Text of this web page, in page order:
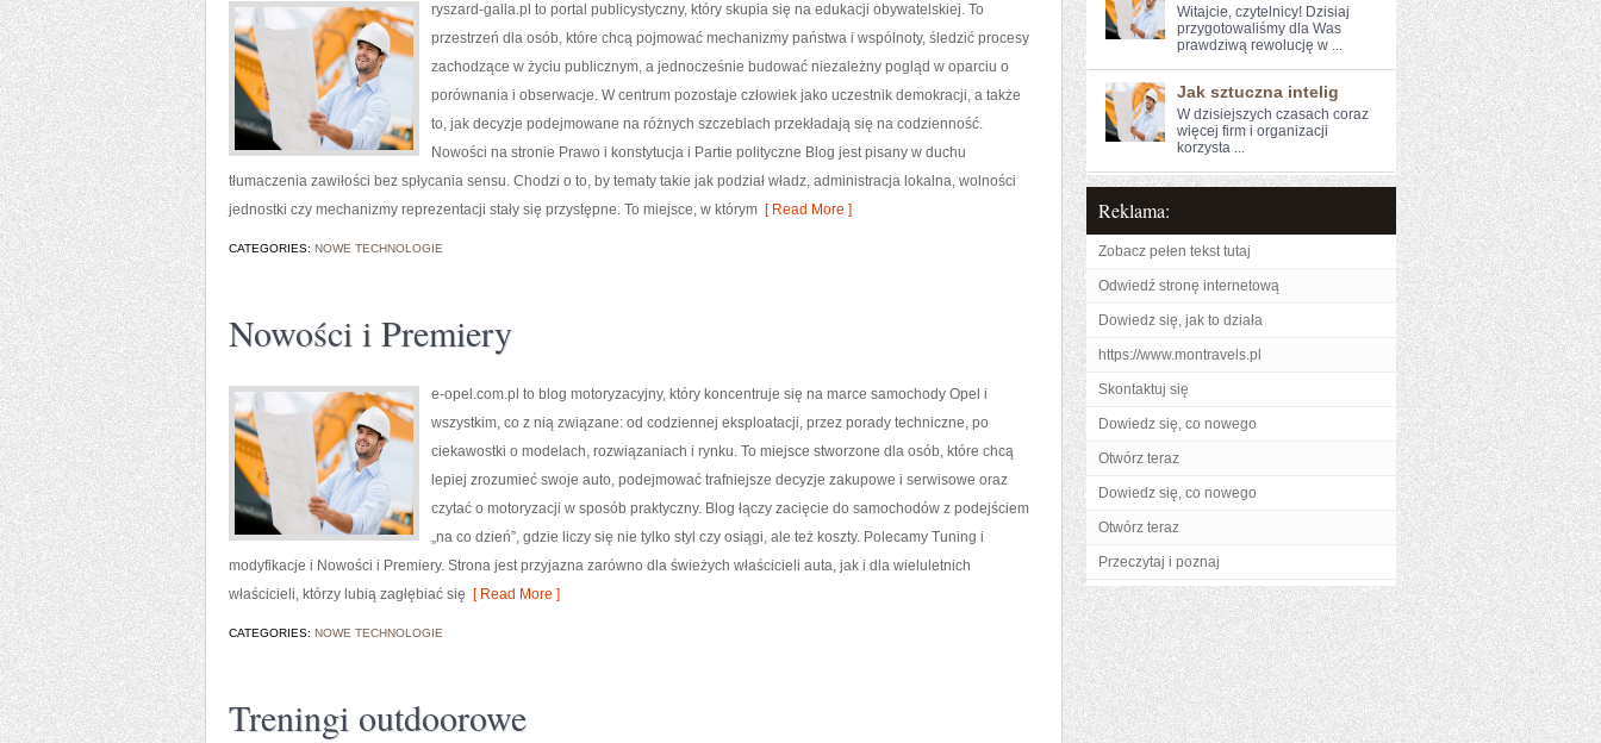
ryszard-galla.pl to portal publicystyczny, który skupia się na edukacji obywatelskiej. To
przestrzeń dla osób, które chcą pojmować mechanizmy państwa i wspólnoty, śledzić procesy
zachodzące w życiu publicznym, a jednocześnie budować niezależny pogląd w oparciu o
porównania i obserwacje. W centrum pozostaje człowiek jako uczestnik demokracji, a także
to, jak decyzje podejmowane na różnych szczeblach przekładają się na codzienność.
Nowości na stronie Prawo i konstytucja i Partie polityczne Blog jest pisany w duchu
tłumaczenia zawiłości bez spłycania sensu. Chodzi o to, by tematy takie jak podział władz, administracja lokalna, wolności
jednostki czy mechanizmy reprezentacji stały się przystępne. To miejsce, w którym [ Read More ]
CATEGORIES: NOWE TECHNOLOGIE
Nowości i Premiery
e-opel.com.pl to blog motoryzacyjny, który koncentruje się na marce samochody Opel i
wszystkim, co z nią związane: od codziennej eksploatacji, przez porady techniczne, po
ciekawostki o modelach, rozwiązaniach i rynku. To miejsce stworzone dla osób, które chcą
lepiej zrozumieć swoje auto, podejmować trafniejsze decyzje zakupowe i serwisowe oraz
czytać o motoryzacji w sposób praktyczny. Blog łączy zacięcie do samochodów z podejściem
„na co dzień”, gdzie liczy się nie tylko styl czy osiągi, ale też koszty. Polecamy Tuning i
modyfikacje i Nowości i Premiery. Strona jest przyjazna zarówno dla świeżych właścicieli auta, jak i dla wieluletnich
właścicieli, którzy lubią zagłębiać się [ Read More ]
CATEGORIES: NOWE TECHNOLOGIE
Treningi outdoorowe
Witajcie, czytelnicy! Dzisiaj
przygotowaliśmy dla⁤ Was⁣
prawdziwą rewolucję w ...
Jak sztuczna intelig
W dzisiejszych czasach⁢ coraz
⁢więcej firm i organizacji
⁢korzysta ...
Reklama:
Zobacz pełen tekst tutaj
Odwiedź stronę internetową
Dowiedz się, jak to działa
https://www.montravels.pl
Skontaktuj się
Dowiedz się, co nowego
Otwórz teraz
Dowiedz się, co nowego
Otwórz teraz
Przeczytaj i poznaj